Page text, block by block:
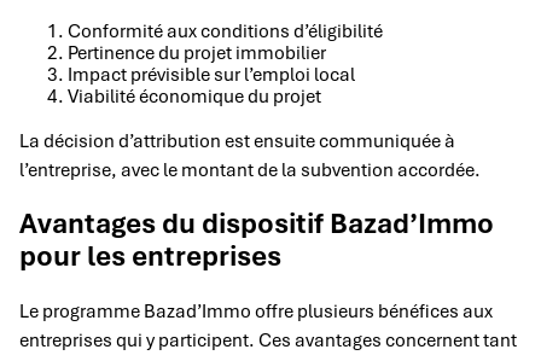
Conformité aux conditions d’éligibilité
Pertinence du projet immobilier
Impact prévisible sur l’emploi local
Viabilité économique du projet
La décision d’attribution est ensuite communiquée à
l’entreprise, avec le montant de la subvention accordée.
Avantages du dispositif Bazad’Immo
pour les entreprises
Le programme Bazad’Immo offre plusieurs bénéfices aux
entreprises qui y participent. Ces avantages concernent tant